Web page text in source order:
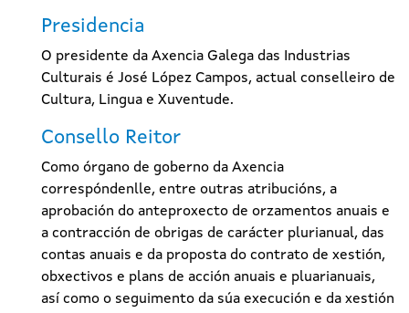
Presidencia
O presidente da Axencia Galega das Industrias
Culturais é José López Campos, actual conselleiro de
Cultura, Lingua e Xuventude.
Consello Reitor
Como órgano de goberno da Axencia
correspóndenlle, entre outras atribucións, a
aprobación do anteproxecto de orzamentos anuais e
a contracción de obrigas de carácter plurianual, das
contas anuais e da proposta do contrato de xestión,
obxectivos e plans de acción anuais e pluarianuais,
así como o seguimento da súa execución e da xestión